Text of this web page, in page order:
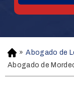
H
o
m
» Abogado de
Abogado de